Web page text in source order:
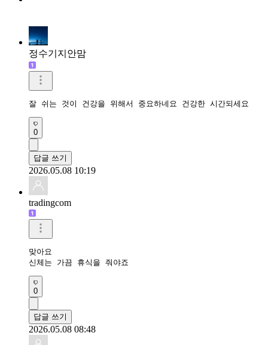
정수기지안맘
잘 쉬는 것이 건강을 위해서 중요하네요 건강한 시간되세요
0
답글 쓰기
2026.05.08 10:19
tradingcom
맞아요
신체는 가끔 휴식을 줘야죠
0
답글 쓰기
2026.05.08 08:48